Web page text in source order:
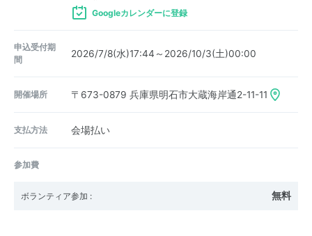
Googleカレンダーに登録
申込受付期
間
2026/7/8(水)17:44～2026/10/3(土)00:00
開催場所 〒673-0879 兵庫県明石市大蔵海岸通2-11-11
支払方法 会場払い
参加費
ボランティア参加 : 無料